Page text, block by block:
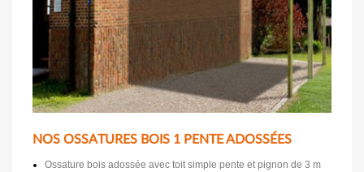
NOS OSSATURES BOIS 1 PENTE ADOSSÉES
Ossature bois adossée avec toit simple pente et pignon de 3 m